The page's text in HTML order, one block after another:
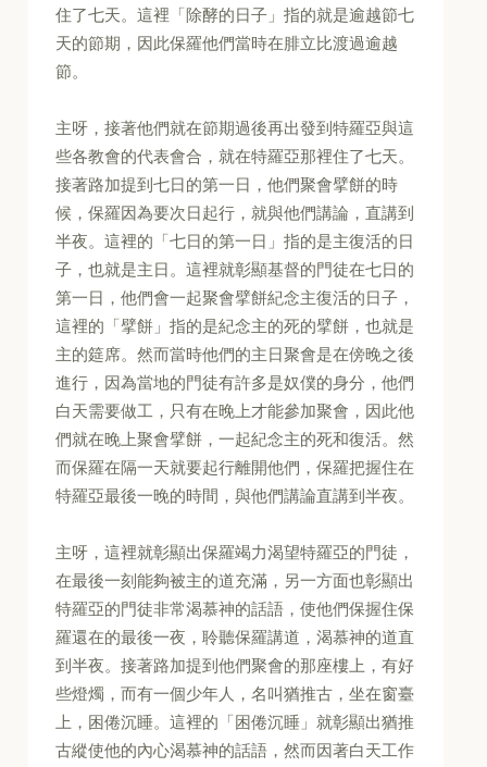
住了七天。這裡「除酵的日子」指的就是逾越節七
天的節期，因此保羅他們當時在腓立比渡過逾越
節。
主呀，接著他們就在節期過後再出發到特羅亞與這
些各教會的代表會合，就在特羅亞那裡住了七天。
接著路加提到七日的第一日，他們聚會擘餅的時
候，保羅因為要次日起行，就與他們講論，直講到
半夜。這裡的「七日的第一日」指的是主復活的日
子，也就是主日。這裡就彰顯基督的門徒在七日的
第一日，他們會一起聚會擘餅紀念主復活的日子，
這裡的「擘餅」指的是紀念主的死的擘餅，也就是
主的筵席。然而當時他們的主日聚會是在傍晚之後
進行，因為當地的門徒有許多是奴僕的身分，他們
白天需要做工，只有在晚上才能參加聚會，因此他
們就在晚上聚會擘餅，一起紀念主的死和復活。然
而保羅在隔一天就要起行離開他們，保羅把握住在
特羅亞最後一晚的時間，與他們講論直講到半夜。
主呀，這裡就彰顯出保羅竭力渴望特羅亞的門徒，
在最後一刻能夠被主的道充滿，另一方面也彰顯出
特羅亞的門徒非常渴慕神的話語，使他們保握住保
羅還在的最後一夜，聆聽保羅講道，渴慕神的道直
到半夜。接著路加提到他們聚會的那座樓上，有好
些燈燭，而有一個少年人，名叫猶推古，坐在窗臺
上，困倦沉睡。這裡的「困倦沉睡」就彰顯出猶推
古縱使他的內心渴慕神的話語，然而因著白天工作